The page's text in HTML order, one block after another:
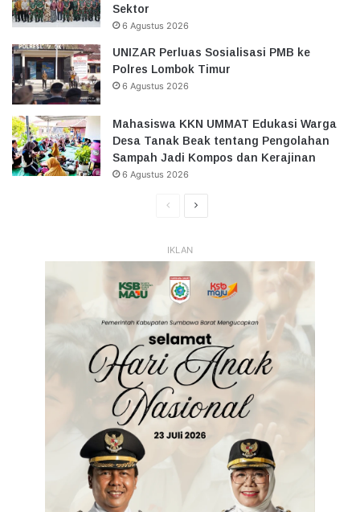
Sektor
6 Agustus 2026
UNIZAR Perluas Sosialisasi PMB ke
Polres Lombok Timur
6 Agustus 2026
Mahasiswa KKN UMMAT Edukasi Warga
Desa Tanak Beak tentang Pengolahan
Sampah Jadi Kompos dan Kerajinan
6 Agustus 2026
HalamanHalaman
IKLAN